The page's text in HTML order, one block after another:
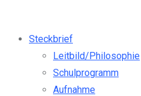
Steckbrief
Leitbild/Philosophie
Schulprogramm
Aufnahme